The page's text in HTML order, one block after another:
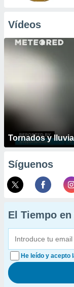
Vídeos
Tornados y
Síguenos
El Tiempo en
He leído y acepto